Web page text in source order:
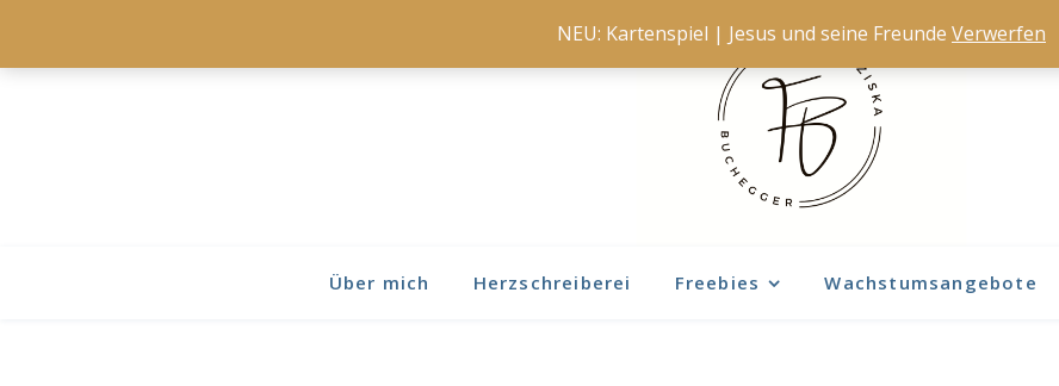
Über mich Herzschreiberei Freebies Wachstumsangebote
NEU: Kartenspiel | Jesus und seine Freunde Verwerfen